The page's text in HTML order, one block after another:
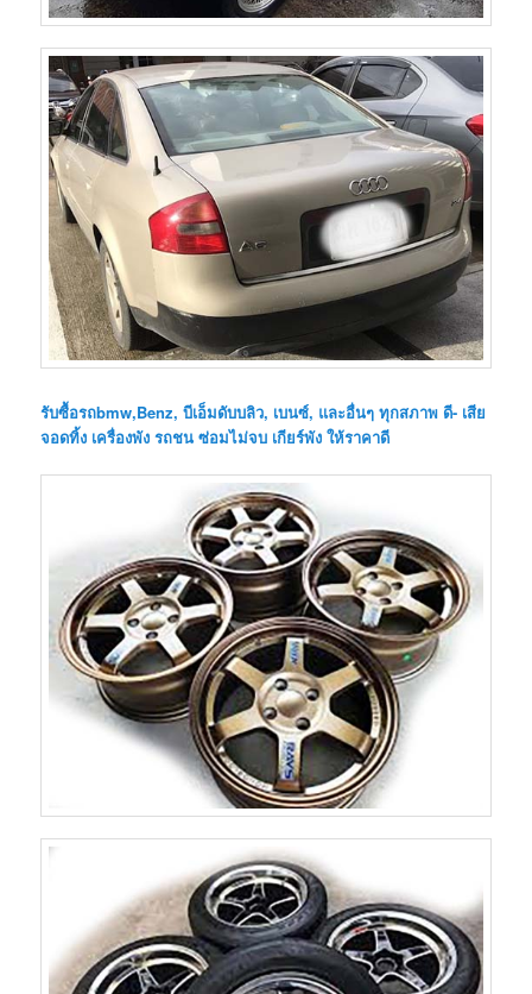
รับซื้อรถbmw,Benz, บีเอ็มดับบลิว, เบนซ์, และอื่นๆ ทุกสภาพ ดี- เสีย
จอดทิ้ง เครื่องพัง รถชน ซ่อมไม่จบ เกียร์พัง ให้ราคาดี